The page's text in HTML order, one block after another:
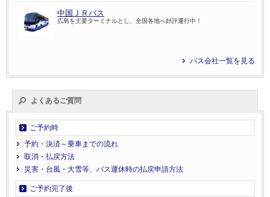
中国ＪＲバス
広島を主要ターミナルとし、全国各地へ好評運行中！
バス会社一覧を見る
よくあるご質問
ご予約時
予約・決済～乗車までの流れ
取消・払戻方法
災害・台風・大雪等、バス運休時の払戻申請方法
ご予約完了後